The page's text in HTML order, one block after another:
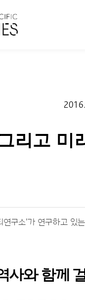
리고 미
구소'가 연구하고 있
사와 함께